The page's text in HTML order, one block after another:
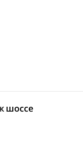
шоссе